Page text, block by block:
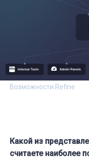
Возможности Refine
Какой из
считаете наиболее